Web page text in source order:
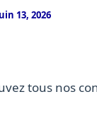
13, 2026
tous nos